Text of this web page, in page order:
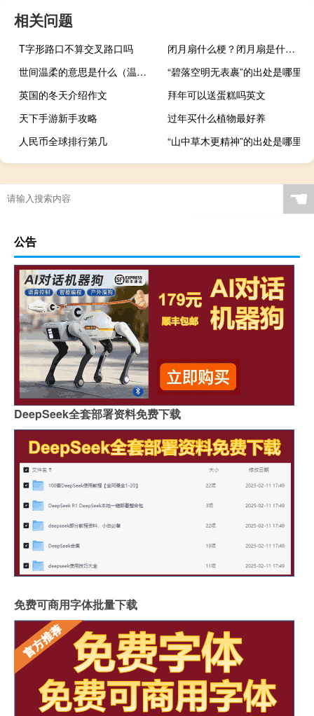
相关问题
T字形路口不算交叉路口吗
闭月扇什么梗？闭月扇是什么意思什么梗
世间温柔的意思是什么（温柔的意思是什么）
“碧落空明无表裹”的出处是哪里
英国的冬天介绍作文
拜年可以送蛋糕吗英文
天下手游新手攻略
过年买什么植物最好养
人民币全球排行第几
“山中草木更精神”的出处是哪里
☚
公告
DeepSeek全套部署资料免费下载
免费可商用字体批量下载